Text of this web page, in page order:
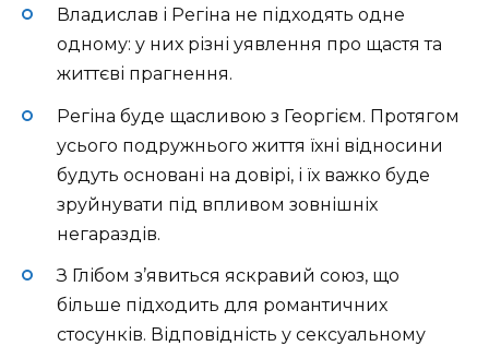
Владислав і Регіна не підходять одне
одному: у них різні уявлення про щастя та
життєві прагнення.
Регіна буде щасливою з Георгієм. Протягом
усього подружнього життя їхні відносини
будуть основані на довірі, і їх важко буде
зруйнувати під впливом зовнішніх
негараздів.
З Глібом з’явиться яскравий союз, що
більше підходить для романтичних
стосунків. Відповідність у сексуальному